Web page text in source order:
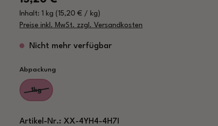
Inhalt: 1 kg (15,20 € / kg)
Preise inkl. MwSt. zzgl. Versandkosten
Nicht mehr verfügbar
Abpackung
1kg
(Diese Option ist zurzeit nicht verfügbar.)
Artikel-Nr.: XX-4YH4-4H7I